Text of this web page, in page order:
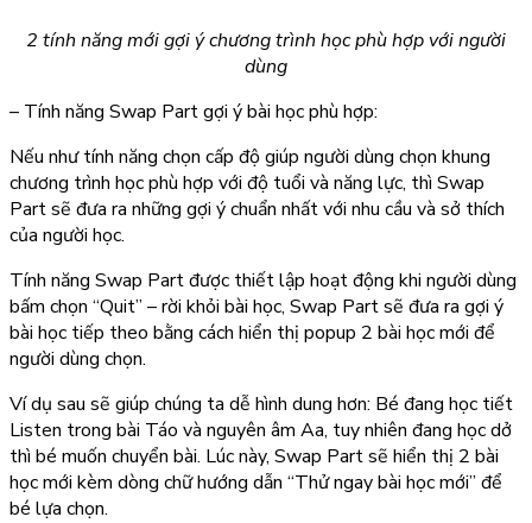
2 tính năng mới gợi ý chương trình học phù hợp với người
dùng
– Tính năng Swap Part gợi ý bài học phù hợp:
Nếu như tính năng chọn cấp độ giúp người dùng chọn khung
chương trình học phù hợp với độ tuổi và năng lực, thì Swap
Partsẽ đưa ra những gợi ý chuẩn nhất với nhu cầu và sở thích
của người học.
Tính năng Swap Part được thiết lập hoạt động khi người dùng
bấm chọn “Quit” – rời khỏi bài học, Swap Part sẽ đưa ra gợi ý
bài học tiếp theo bằng cách hiển thị popup 2 bài học mới để
người dùng chọn.
Ví dụ sau sẽ giúp chúng ta dễ hình dung hơn: Bé đang học tiết
Listen trong bài Táo và nguyên âm Aa, tuy nhiên đang học dở
thì bé muốn chuyển bài. Lúc này, Swap Part sẽ hiển thị 2 bài
học mới kèm dòng chữ hướng dẫn “Thử ngay bài học mới” để
bé lựa chọn.